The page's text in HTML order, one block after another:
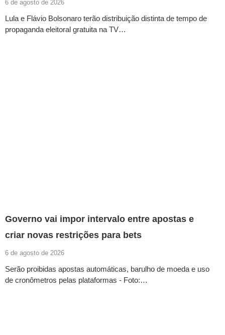
6 de agosto de 2026
Lula e Flávio Bolsonaro terão distribuição distinta de tempo de
propaganda eleitoral gratuita na TV…
Governo vai impor intervalo entre apostas e
criar novas restrições para bets
6 de agosto de 2026
Serão proibidas apostas automáticas, barulho de moeda e uso
de cronômetros pelas plataformas - Foto:…